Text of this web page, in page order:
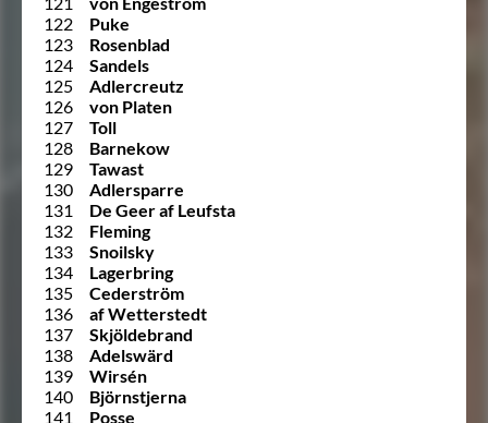
122
Puke
123
Rosenblad
124
Sandels
125
Adlercreutz
126
von Platen
127
Toll
128
Barnekow
129
Tawast
130
Adlersparre
131
De Geer af Leufsta
132
Fleming
133
Snoilsky
134
Lagerbring
135
Cederström
136
af Wetterstedt
137
Skjöldebrand
138
Adelswärd
139
Wirsén
140
Björnstjerna
141
Posse